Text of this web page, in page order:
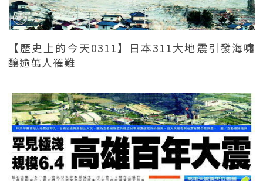
【歷史上的今天0311】日本311大地震引發海嘯
釀逾萬人罹難